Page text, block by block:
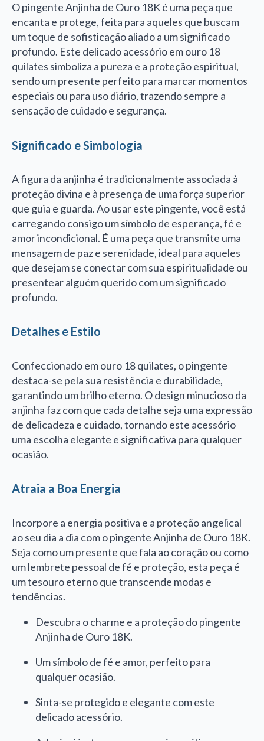
Opingente Anjinha de Ouro 18Ké uma peça que
encanta e protege, feita para aqueles que buscam
um toque de sofisticação aliado a um significado
profundo. Este delicado acessório em ouro 18
quilates simboliza a pureza e a proteção espiritual,
sendo um presente perfeito para marcar momentos
especiais ou para uso diário, trazendo sempre a
sensação de cuidado e segurança.
Significado e Simbologia
A figura da anjinha é tradicionalmente associada à
proteção divina e à presença de uma força superior
que guia e guarda. Ao usar este pingente, você está
carregando consigo um símbolo de esperança, fé e
amor incondicional. É uma peça que transmite uma
mensagem de paz e serenidade, ideal para aqueles
que desejam se conectar com sua espiritualidade ou
presentear alguém querido com um significado
profundo.
Detalhes e Estilo
Confeccionado em ouro 18 quilates, o pingente
destaca-se pela sua resistência e durabilidade,
garantindo um brilho eterno. O design minucioso da
anjinha faz com que cada detalhe seja uma expressão
de delicadeza e cuidado, tornando este acessório
uma escolha elegante e significativa para qualquer
ocasião.
Atraia a Boa Energia
Incorpore a energia positiva e a proteção angelical
ao seu dia a dia com o pingente Anjinha de Ouro 18K.
Seja como um presente que fala ao coração ou como
um lembrete pessoal de fé e proteção, esta peça é
um tesouro eterno que transcende modas e
tendências.
Descubra o charme e a proteção do pingente
Anjinha de Ouro 18K.
Um símbolo de fé e amor, perfeito para
qualquer ocasião.
Sinta-se protegido e elegante com este
delicado acessório.